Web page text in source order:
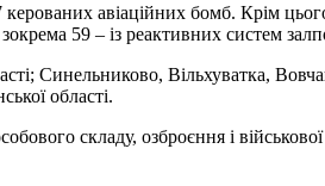
авіаційних бомб. Крім
59 – із реактивних систем
Синельниково, Вільхуватка,
області.
складу, озброєння і